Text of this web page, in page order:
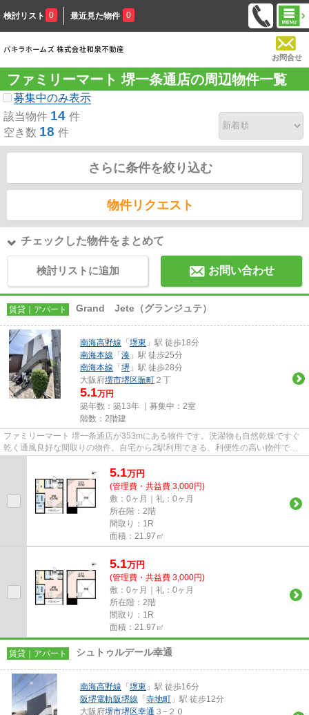
検討リスト 0 最近見た物件 0
お問合せ
ファミリーマート 堺一条通店の周辺物件一覧
募集中のみ表示
該当物件 14 件
空き数 18 件
さらに条件を絞り込む
物件リクエスト
チェックした物件をまとめて
検討リストに追加 お問い合わせ
賃貸｜アパート Grand Jete（グランジュテ）
南海高野線 「 堺東 」駅 徒歩18分
南海本線 「 湊 」駅 徒歩25分
南海本線 「 堺 」駅 徒歩28分
大阪府堺市堺区賑町 ２丁
5.1万円
築年数：築13年 ｜募集中： 2室
階数：2階建
ファミリーマート 堺一条通店が353mにある物件です。洗濯物も自然乾燥ですぐ
乾く通風良好な間取りの物件。自宅から2駅利用できる、利便性の高い物件で
5.1万円
(管理費・共益費 3,000円)
敷：0ヶ月｜礼：0ヶ月
所在階：2階
間取り：1R
面積：21.97㎡
5.1万円
(管理費・共益費 3,000円)
敷：0ヶ月｜礼：0ヶ月
所在階：2階
間取り：1R
面積：21.97㎡
賃貸｜アパート シュトゥルデール幸通
南海高野線 「 堺東 」駅 徒歩16分
阪堺電軌阪堺線 「 寺地町 」駅 徒歩12分
大阪府堺市堺区幸通 ３−２０